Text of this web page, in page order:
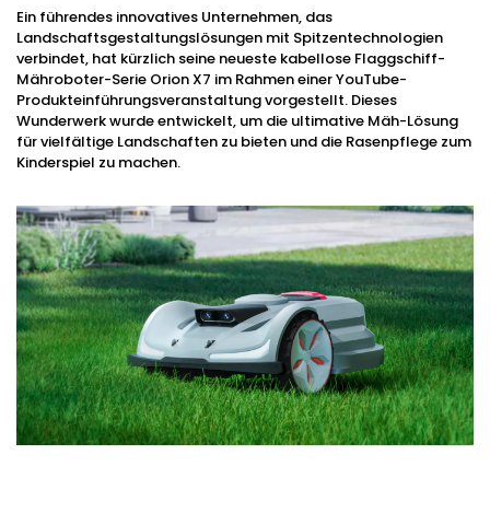
Ein führendes innovatives Unternehmen, das
Landschaftsgestaltungslösungen mit Spitzentechnologien
verbindet, hat kürzlich seine neueste kabellose Flaggschiff-
Mähroboter-Serie Orion X7 im Rahmen einer YouTube-
Produkteinführungsveranstaltung vorgestellt. Dieses
Wunderwerk wurde entwickelt, um die ultimative Mäh-Lösung
für vielfältige Landschaften zu bieten und die Rasenpflege zum
Kinderspiel zu machen.